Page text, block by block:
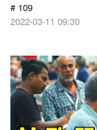
# 109
2022-03-11 09:30